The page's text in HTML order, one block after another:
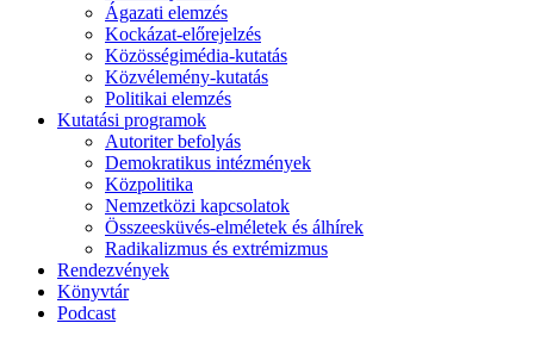
Ágazati elemzés
Kockázat-előrejelzés
Közösségimédia-kutatás
Közvélemény-kutatás
Politikai elemzés
Kutatási programok
Autoriter befolyás
Demokratikus intézmények
Közpolitika
Nemzetközi kapcsolatok
Összeesküvés-elméletek és álhírek
Radikalizmus és extrémizmus
Rendezvények
Könyvtár
Podcast